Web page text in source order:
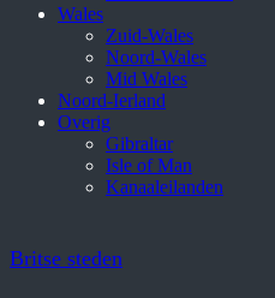
Wales
Zuid-Wales
Noord-Wales
Mid Wales
Noord-Ierland
Overig
Gibraltar
Isle of Man
Kanaaleilanden
Britse steden